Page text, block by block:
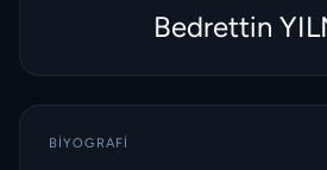
Bedrettin
BIYOGRAFI